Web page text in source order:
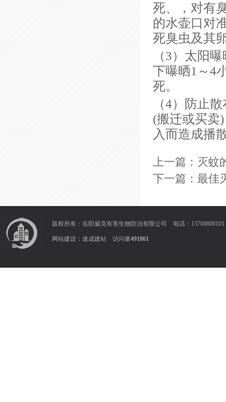
死、，对有
的水壶口对
死臭虫及其
（3）太阳
下曝晒1～4
死。
（4）防止
(搬迁或买卖
入而造成播
上一篇： 灭蚊
下一篇： 最佳
版权所有：岳阳威克有害生物防治有限公司 电话：
网站建设： 速成建站 访问量491861